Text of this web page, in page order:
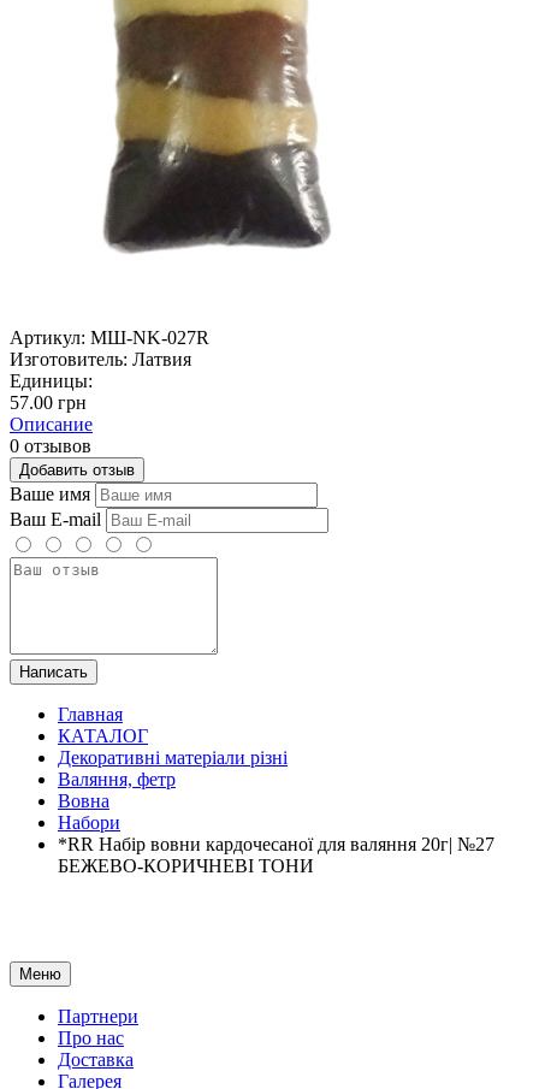
Артикул: МШ-NK-027R
Изготовитель: Латвия
Единицы:
57.00 грн
Описание
0 отзывов
Добавить отзыв
Ваше имя
Ваш E-mail
Написать
Главная
КАТАЛОГ
Декоративні матеріали різні
Валяння, фетр
Вовна
Набори
*RR Набір вовни кардочесаної для валяння 20г| №27
БЕЖЕВО-КОРИЧНЕВІ ТОНИ
Меню
Партнери
Про нас
Доставка
Галерея